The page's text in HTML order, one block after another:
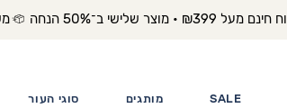
משלוח
סוגי העור מותגים SALE